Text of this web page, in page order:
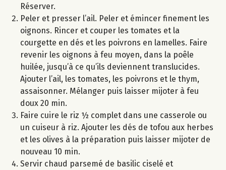
Réserver.
Peler et presser l’ail. Peler et émincer finement les
oignons. Rincer et couper les tomates et la
courgette en dés et les poivrons en lamelles. Faire
revenir les oignons à feu moyen, dans la poêle
huilée, jusqu’à ce qu’ils deviennent translucides.
Ajouter l’ail, les tomates, les poivrons et le thym,
assaisonner. Mélanger puis laisser mijoter à feu
doux 20 min.
Faire cuire le riz ½ complet dans une casserole ou
un cuiseur à riz. Ajouter les dés de tofou aux herbes
et les olives à la préparation puis laisser mijoter de
nouveau 10 min.
Servir chaud parsemé de basilic ciselé et